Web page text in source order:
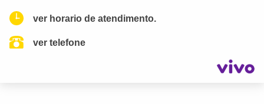
ver horario de atendimento.
ver telefone